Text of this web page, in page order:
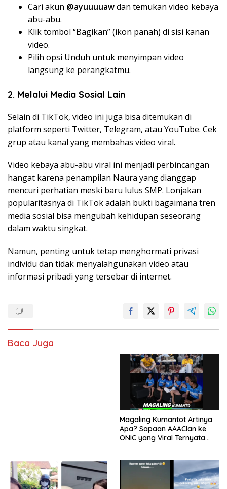
Cari akun @ayuuuuawdan temukan video kebaya
abu-abu.
Klik tombol “Bagikan” (ikon panah) di sisi kanan
video.
Pilih opsi Unduh untuk menyimpan video
langsung ke perangkatmu.
2. Melalui Media Sosial Lain
Selain di TikTok, video ini juga bisa ditemukan di
platform seperti Twitter, Telegram, atau YouTube. Cek
grup atau kanal yang membahas video viral.
Video kebaya abu-abu viral ini menjadi perbincangan
hangat karena penampilan Naura yang dianggap
mencuri perhatian meski baru lulus SMP. Lonjakan
popularitasnya di TikTok adalah bukti bagaimana tren
media sosial bisa mengubah kehidupan seseorang
dalam waktu singkat.
Namun, penting untuk tetap menghormati privasi
individu dan tidak menyalahgunakan video atau
informasi pribadi yang tersebar di internet.
Baca Juga
Magaling Kumantot Artinya
Apa? Sapaan AAAClan ke
ONIC yang Viral Ternyata